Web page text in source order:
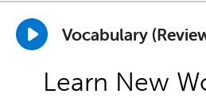
Vocabulary
Learn New